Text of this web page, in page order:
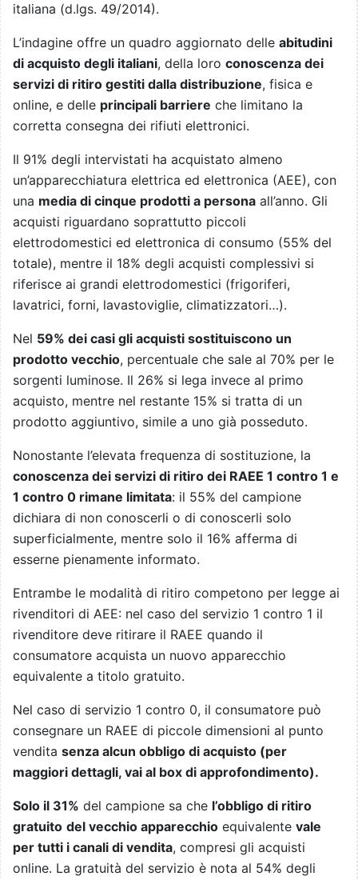
italiana (d.lgs. 49/2014).
L’indagine offre un quadro aggiornato delle abitudini
di acquisto degli italiani, della loro conoscenza dei
servizi di ritiro gestiti dalla distribuzione, fisica e
online, e delle principali barriere che limitano la
corretta consegna dei rifiuti elettronici.
Il 91% degli intervistati ha acquistato almeno
un’apparecchiatura elettrica ed elettronica (AEE), con
una media di cinque prodotti a persona all’anno. Gli
acquisti riguardano soprattutto piccoli
elettrodomestici ed elettronica di consumo (55% del
totale), mentre il 18% degli acquisti complessivi si
riferisce ai grandi elettrodomestici (frigoriferi,
lavatrici, forni, lavastoviglie, climatizzatori…).
Nel 59% dei casi gli acquisti sostituiscono un
prodotto vecchio, percentuale che sale al 70% per le
sorgenti luminose. Il 26% si lega invece al primo
acquisto, mentre nel restante 15% si tratta di un
prodotto aggiuntivo, simile a uno già posseduto.
Nonostante l’elevata frequenza di sostituzione, la
conoscenza dei servizi di ritiro dei RAEE 1 contro 1 e
1 contro 0 rimane limitata: il 55% del campione
dichiara di non conoscerli o di conoscerli solo
superficialmente, mentre solo il 16% afferma di
esserne pienamente informato.
Entrambe le modalità di ritiro competono per legge ai
rivenditori di AEE: nel caso del servizio 1 contro 1 il
rivenditore deve ritirare il RAEE quando il
consumatore acquista un nuovo apparecchio
equivalente a titolo gratuito.
Nel caso di servizio 1 contro 0, il consumatore può
consegnare un RAEE di piccole dimensioni al punto
vendita senza alcun obbligo di acquisto (per
maggiori dettagli, vai al box di approfondimento).
Solo il 31% del campione sa che l’obbligo di ritiro
gratuito del vecchio apparecchio equivalente vale
per tutti i canali di vendita, compresi gli acquisti
online. La gratuità del servizio è nota al 54% degli